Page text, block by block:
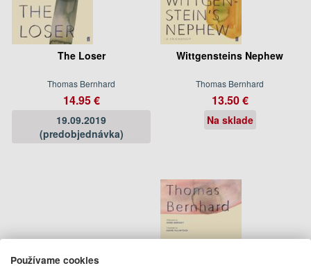
The Loser
Thomas Bernhard
14.95 €
19.09.2019
(predobjednávka)
Wittgensteins Nephew
Thomas Bernhard
13.50 €
Na sklade
Používame cookies